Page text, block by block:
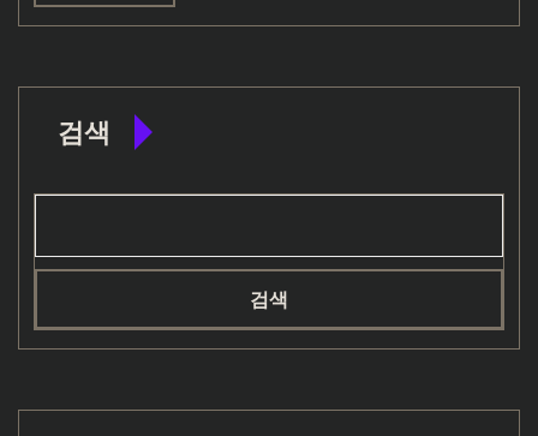
검색
검색